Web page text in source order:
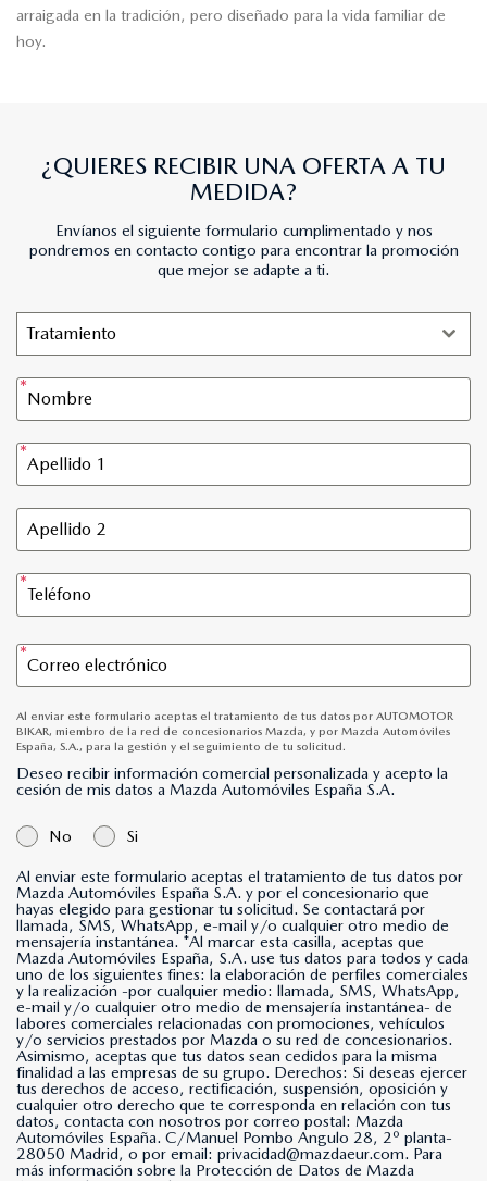
arraigada en la tradición, pero diseñado para la vida familiar de
hoy.
¿QUIERES RECIBIR UNA OFERTA A TU
MEDIDA?
Envíanos el siguiente formulario cumplimentado y nos
pondremos en contacto contigo para encontrar la promoción
que mejor se adapte a ti.
Tratamiento
Al enviar este formulario aceptas el tratamiento de tus datos por AUTOMOTOR
BIKAR, miembro de la red de concesionarios Mazda, y por Mazda Automóviles
España, S.A., para la gestión y el seguimiento de tu solicitud.
Deseo recibir información comercial personalizada y acepto la
cesión de mis datos a Mazda Automóviles España S.A.
No Si
Al enviar este formulario aceptas el tratamiento de tus datos por
Mazda Automóviles España S.A. y por el concesionario que
hayas elegido para gestionar tu solicitud. Se contactará por
llamada, SMS, WhatsApp, e-mail y/o cualquier otro medio de
mensajería instantánea. *Al marcar esta casilla, aceptas que
Mazda Automóviles España, S.A. use tus datos para todos y cada
uno de los siguientes fines: la elaboración de perfiles comerciales
y la realización -por cualquier medio: llamada, SMS, WhatsApp,
e-mail y/o cualquier otro medio de mensajería instantánea- de
labores comerciales relacionadas con promociones, vehículos
y/o servicios prestados por Mazda o su red de concesionarios.
Asimismo, aceptas que tus datos sean cedidos para la misma
finalidad a las empresas de su grupo. Derechos: Si deseas ejercer
tus derechos de acceso, rectificación, suspensión, oposición y
cualquier otro derecho que te corresponda en relación con tus
datos, contacta con nosotros por correo postal: Mazda
Automóviles España. C/Manuel Pombo Angulo 28, 2º planta-
28050 Madrid, o por email: privacidad@mazdaeur.com. Para
más información sobre la Protección de Datos de Mazda